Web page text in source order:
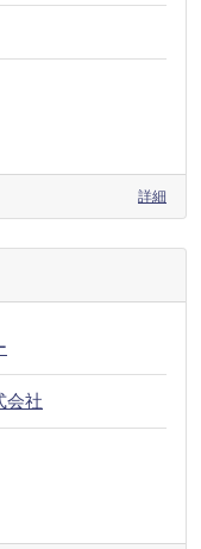
詳細
会社